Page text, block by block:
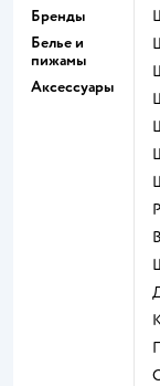
Бренды
Белье и
пижамы
Аксессуары